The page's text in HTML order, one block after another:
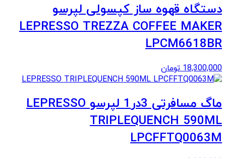
دستگاه قهوه ساز کپسولی لپرسو
LEPRESSO TREZZA COFFEE MAKER
LPCM6618BR
18,300,000 تومان
ماگ مسافرتی 3در1 لپرسو LEPRESSO
TRIPLEQUENCH 590ML
LPCFFTQ0063M